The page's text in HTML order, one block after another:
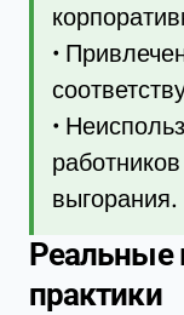
•
•
выгорания.
Реальные
практики